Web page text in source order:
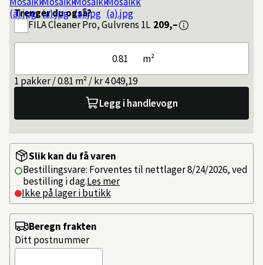
Trenger du også?
FILACleaner Pro, Gulvrens 1L 209,–
m²
1 pakker / 0.81 m² / kr 4 049,19
Legg i handlevogn
Slik kan du få varen
Bestillingsvare: Forventes til nettlager 8/24/2026, ved
bestilling i dag.Les mer
Ikke på lager i butikk
Beregn frakten
Ditt postnummer